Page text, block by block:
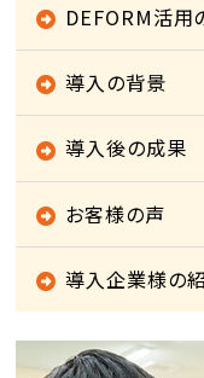
DEFORM活用
導入の背景
導入後の成果
お客様の声
導入企業様の